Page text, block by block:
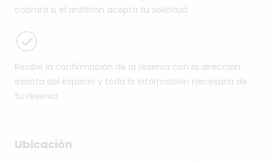
cobrará si el anfitrión acepta tu solicitud.
Recibe la confirmación de la reserva con la dirección
exacta del espacio y toda la información necesaria de
tu reserva.
Ubicación